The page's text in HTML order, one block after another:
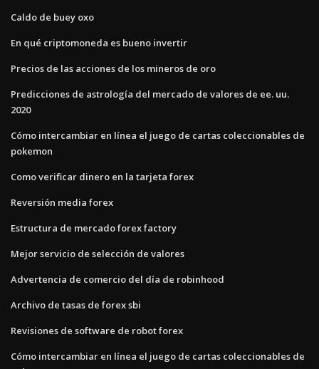
Caldo de buey oxo
En qué criptomoneda es bueno invertir
Precios de las acciones de los mineros de oro
Predicciones de astrología del mercado de valores de ee. uu.
2020
Cómo intercambiar en línea el juego de cartas coleccionables de
pokemon
Como verificar dinero en la tarjeta forex
Reversión media forex
Estructura de mercado forex factory
Mejor servicio de selección de valores
Advertencia de comercio del día de robinhood
Archivo de tasas de forex sbi
Revisiones de software de robot forex
Cómo intercambiar en línea el juego de cartas coleccionables de